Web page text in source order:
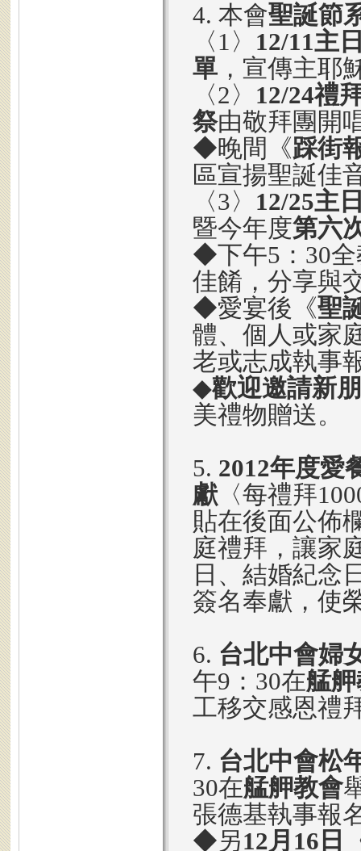
4. 本會聖誕節
〈1〉 12/11主
單，宣傳主耶
〈2〉 12/24禮
祭由敬拜團開
◆晚間《踩街
區宣揚聖誕佳
〈3〉 12/25主
暨今年度第六
◆下午5：30全
佳餚，分享與
◆愛宴後《聖
體、個人或家
老或志成執事
◆歡迎邀請新
美禮物贈送。
5. 2012年度愛
獻〈每禮拜
貼在後面公佈
庭禮拜，讓家
日、結婚紀念
簽名奉獻，使
6. 台北中會婦
午9：30在艋
工移交感恩禮
7. 台北中會松
30在艋舺教會
張德基執事報
◆另12月16日